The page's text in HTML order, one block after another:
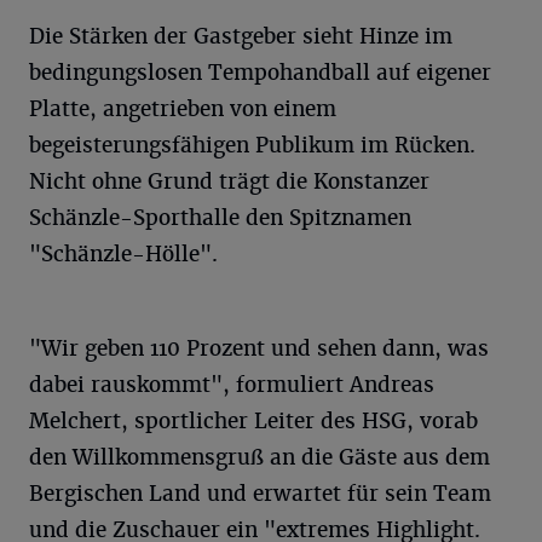
Die Stärken der Gastgeber sieht Hinze im
bedingungslosen Tempohandball auf eigener
Platte, angetrieben von einem
begeisterungsfähigen Publikum im Rücken.
Nicht ohne Grund trägt die Konstanzer
Schänzle-Sporthalle den Spitznamen
"Schänzle-Hölle".
"Wir geben 110 Prozent und sehen dann, was
dabei rauskommt", formuliert Andreas
Melchert, sportlicher Leiter des HSG, vorab
den Willkommensgruß an die Gäste aus dem
Bergischen Land und erwartet für sein Team
und die Zuschauer ein "extremes Highlight.